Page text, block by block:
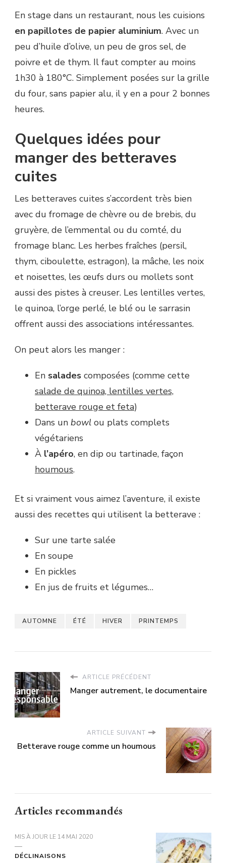
En stage dans un restaurant, nous les cuisions
en papillotes de papier aluminium. Avec un
peu d’huile d’olive, un peu de gros sel, de
poivre et de thym. Il faut compter au moins
1h30 à 180°C. Simplement posées sur la grille
du four, sans papier alu, il y en a pour 2 bonnes
heures.
Quelques idées pour
manger des betteraves
cuites
Les betteraves cuites s’accordent très bien
avec du fromage de chèvre ou de brebis, du
gruyère, de l’emmental ou du comté, du
fromage blanc. Les herbes fraîches (persil,
thym, ciboulette, estragon), la mâche, les noix
et noisettes, les œufs durs ou mollets sont
aussi des pistes à creuser. Les lentilles vertes,
le quinoa, l’orge perlé, le blé ou le sarrasin
offrent aussi des associations intéressantes.
On peut alors les manger :
En salades composées (comme cette
salade de quinoa, lentilles vertes,
betterave rouge et feta)
Dans un bowl ou plats complets
végétariens
À l’apéro, en dip ou tartinade, façon
houmous.
Et si vraiment vous aimez l’aventure, il existe
aussi des recettes qui utilisent la betterave :
Sur une tarte salée
En soupe
En pickles
En jus de fruits et légumes…
AUTOMNE ÉTÉ HIVER PRINTEMPS
ARTICLE PRÉCÉDENT
Manger autrement, le documentaire
ARTICLE SUIVANT
Betterave rouge comme un houmous
Articles recommandés
MIS À JOUR LE 14 MAI 2020
DÉCLINAISONS